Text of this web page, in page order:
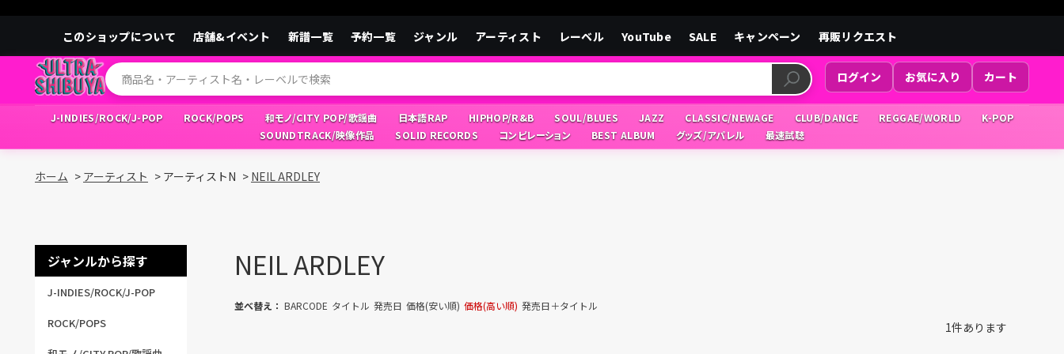
このショップについて 店舗&イベント 新譜一覧 予約一覧 ジャンル アーティスト レーベル YouTube SALE キャンペーン 再販リクエスト
ログイン お気に入り カート
J-INDIES/ROCK/J-POP ROCK/POPS 和モノ/CITY POP/歌謡曲 日本語RAP HIPHOP/R&B SOUL/BLUES JAZZ CLASSIC/NEWAGE CLUB/DANCE REGGAE/WORLD
K-POP
SOUNDTRACK/映像作品
SOLID RECORDS コンピレーション BEST ALBUM グッズ/アパレル 最速試聴
ホーム > アーティスト > アーティストN > NEIL ARDLEY
ジャンルから探す
J-INDIES/ROCK/J-POP
ROCK/POPS
NEIL ARDLEY
並べ替え： BARCODE タイトル 発売日 価格(安い順) 価格(高い順) 発売日＋タイトル
1件あります